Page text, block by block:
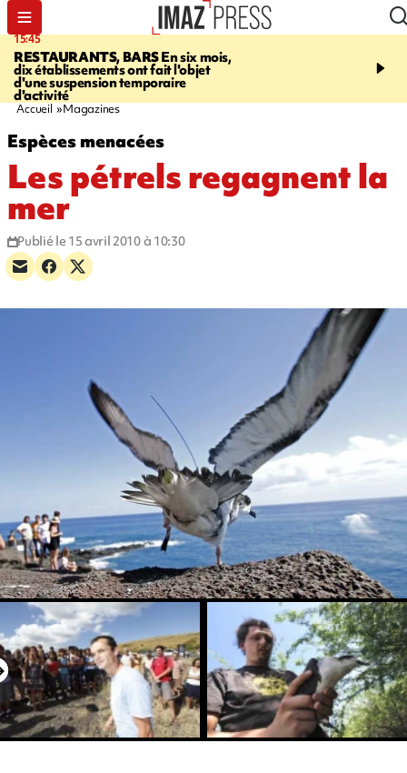
15:45
RESTAURANTS, BARSEn six mois,
dix établissements ont fait l'objet
d'une suspension temporaire
d'activité
17:17
Angeles, un homme vit
Accueil Magazines
Espèces menacées
Les pétrels regagnent la
mer
Publié le 15 avril 2010 à 10:30